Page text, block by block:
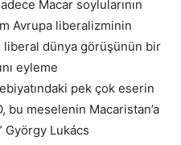
Macar soylularının
Avrupa liberalizminin
dünya görüşünün bir
eyleme
pek çok eserin
meselenin Macaristan’a
György Lukács